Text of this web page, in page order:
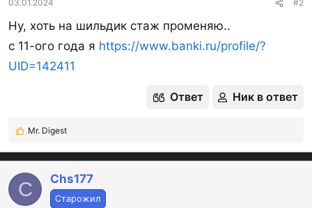
03.01.2024 #2
Ну, хоть на шильдик стаж променяю..
с 11-ого года я https://www.banki.ru/profile/?
UID=142411
Ответ Ник в ответ
Р
е
а
к
ц
и
Mr. Digest
C Chs177
Старожил